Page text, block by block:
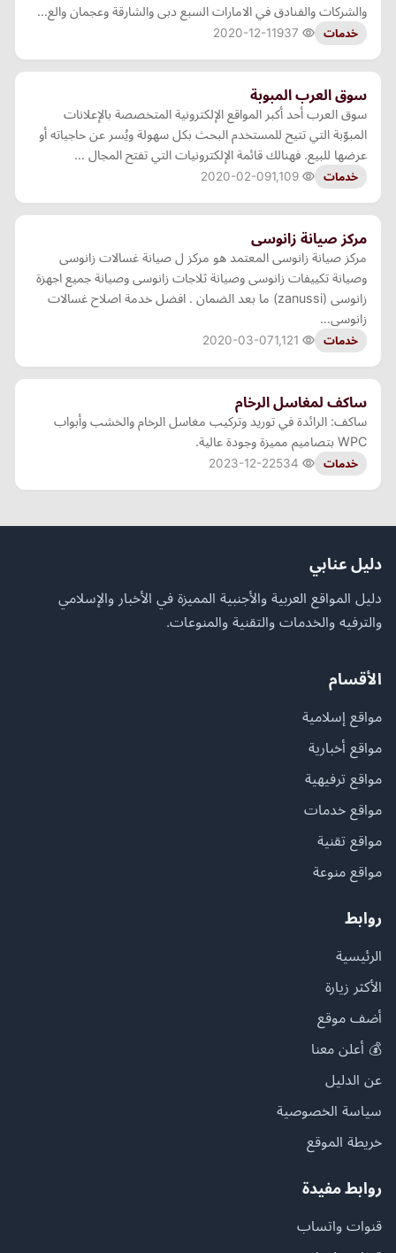
والشركات والفنادق في الامارات السبع دبى والشارقة وعجمان والع…
خدمات 2020-12-11
سوق العرب المبوبة
سوق العرب أحد أكبر المواقع الإلكترونية المتخصصة بالإعلانات
المبوّبة التي تتيح للمستخدم البحث بكل سهولة ويُسر عن حاجياته أو
عرضها للبيع. فهنالك قائمة الإلكترونيات التي تفتح المجال …
خدمات 2020-02-09
مركز صيانة زانوسى
مركز صيانة زانوسى المعتمد هو مركز ل صيانة غسالات زانوسى
وصيانة تكييفات زانوسى وصيانة ثلاجات زانوسى وصيانة جميع اجهزة
زانوسى (zanussi) ما بعد الضمان . افضل خدمة اصلاح غسالات
زانوسى…
خدمات 2020-03-07
ساكف لمغاسل الرخام
ساكف: الرائدة في توريد وتركيب مغاسل الرخام والخشب وأبواب
WPC بتصاميم مميزة وجودة عالية.
خدمات 2023-12-22
دليل عنابي
دليل المواقع العربية والأجنبية المميزة في الأخبار والإسلامي
والترفيه والخدمات والتقنية والمنوعات.
الأقسام
مواقع إسلامية
مواقع أخبارية
مواقع ترفيهية
مواقع خدمات
مواقع تقنية
مواقع منوعة
روابط
الرئيسية
الأكثر زيارة
أضف موقع
💰 أعلن معنا
عن الدليل
سياسة الخصوصية
خريطة الموقع
روابط مفيدة
قنوات واتساب